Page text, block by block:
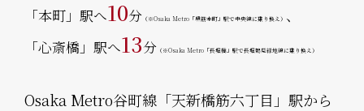
「本町」駅へ10分 （※Osaka Metro「堺筋本町」駅で中央線に乗り換え） 、
「心斎橋」駅へ13分 （※Osaka Metro「長堀橋」駅で長堀鶴見緑地線に乗り換え）
Osaka Metro谷町線「天新橋筋六丁目」駅から